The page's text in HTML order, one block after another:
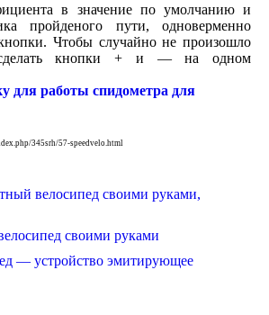
в значение по умолчанию и
пройденого пути, одноверменно
Чтобы случайно не произошло
кнопки + и — на одном
для работы спидометра для
345srh/57-speedvelo.html
велосипед своими руками,
своими руками
— устройство эмитирующее